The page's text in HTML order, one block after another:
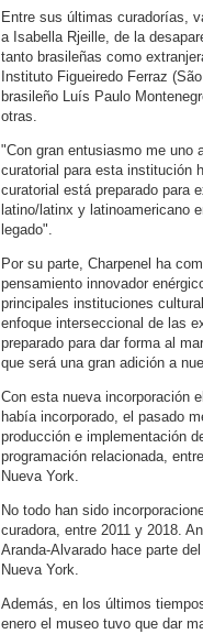
Entre sus últimas curadorías,
a Isabella Rjeille, de la
tanto brasileñas como
Instituto Figueiredo Ferraz
brasileño Luís Paulo
otras.
"Con gran entusiasmo me uno
curatorial para esta institución
curatorial está preparado para
latino/latinx y latinoamericano
legado".
Por su parte, Charpenel ha
pensamiento innovador
principales instituciones
enfoque interseccional de las
preparado para dar forma al
que será una gran adición a
Con esta nueva incorporación
había incorporado, el pasado
producción e implementación
programación relacionada,
Nueva York.
No todo han sido
curadora, entre 2011 y 2018.
Aranda-Alvarado hace parte
Nueva York.
Además, en los últimos
enero el museo tuvo que dar